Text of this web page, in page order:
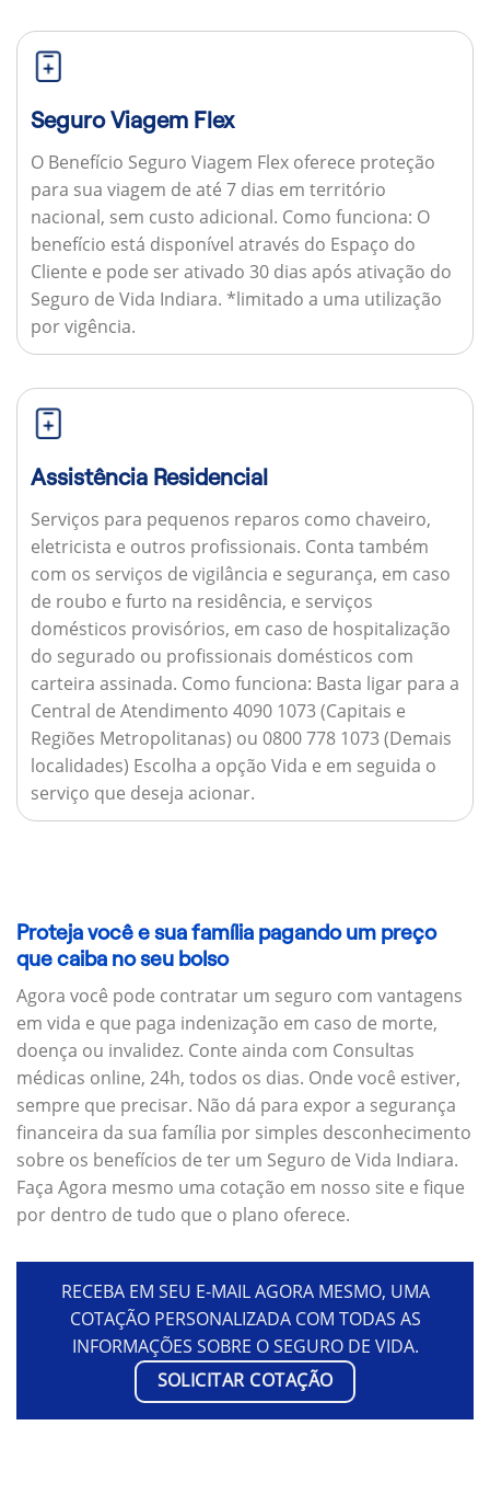
Seguro Viagem Flex
O Benefício Seguro Viagem Flex oferece proteção
para sua viagem de até 7 dias em território
nacional, sem custo adicional. Como funciona: O
benefício está disponível através do Espaço do
Cliente e pode ser ativado 30 dias após ativação do
Seguro de Vida Indiara. *limitado a uma utilização
por vigência.
Assistência Residencial
Serviços para pequenos reparos como chaveiro,
eletricista e outros profissionais. Conta também
com os serviços de vigilância e segurança, em caso
de roubo e furto na residência, e serviços
domésticos provisórios, em caso de hospitalização
do segurado ou profissionais domésticos com
carteira assinada. Como funciona: Basta ligar para a
Central de Atendimento 4090 1073 (Capitais e
Regiões Metropolitanas) ou 0800 778 1073 (Demais
localidades) Escolha a opção Vida e em seguida o
serviço que deseja acionar.
Proteja você e sua família pagando um preço
que caiba no seu bolso
Agora você pode contratar um seguro com vantagens
em vida e que paga indenização em caso de morte,
doença ou invalidez. Conte ainda com Consultas
médicas online, 24h, todos os dias. Onde você estiver,
sempre que precisar. Não dá para expor a segurança
financeira da sua família por simples desconhecimento
sobre os benefícios de ter um Seguro de Vida Indiara.
Faça Agora mesmo uma cotação em nosso site e fique
por dentro de tudo que o plano oferece.
RECEBA EM SEU E-MAIL AGORA MESMO, UMA
COTAÇÃO PERSONALIZADA COM TODAS AS
INFORMAÇÕES SOBRE O SEGURO DE VIDA.
SOLICITAR COTAÇÃO